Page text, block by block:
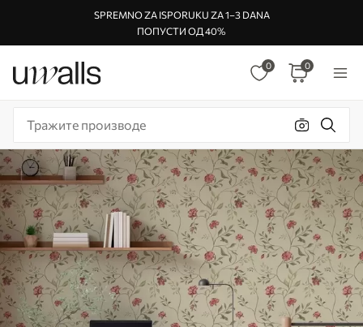
SPREMNO ZA ISPORUKU ZA 1–3 DANA
ПОПУСТИ ОД 40%
0 0